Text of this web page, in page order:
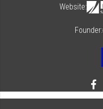
Website:
Founder: